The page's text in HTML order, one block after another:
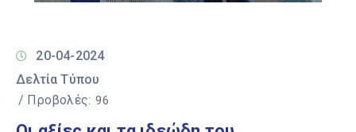
20-04-2024
Δελτία Τύπου
/ Προβολές: 96